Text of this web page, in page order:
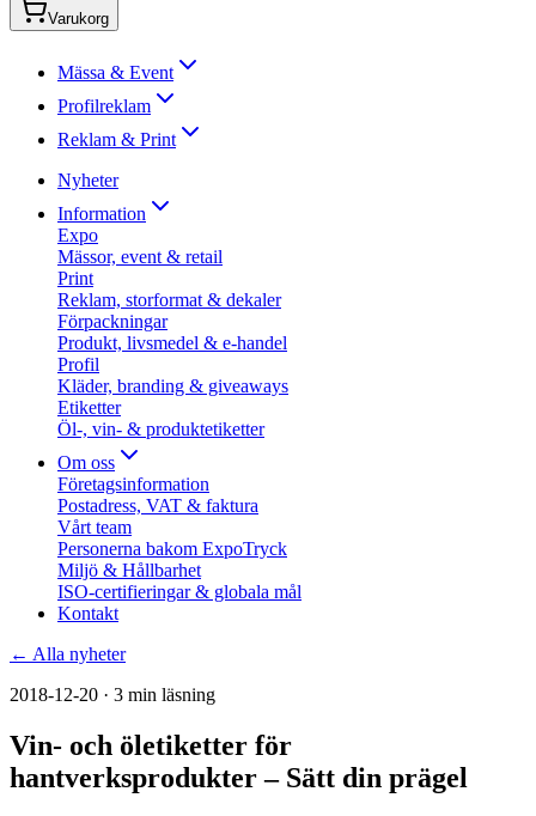
Varukorg
Mässa & Event
Profilreklam
Reklam & Print
Nyheter
Information
Expo
Mässor, event & retail
Print
Reklam, storformat & dekaler
Förpackningar
Produkt, livsmedel & e-handel
Profil
Kläder, branding & giveaways
Etiketter
Öl-, vin- & produktetiketter
Om oss
Företagsinformation
Postadress, VAT & faktura
Vårt team
Personerna bakom ExpoTryck
Miljö & Hållbarhet
ISO-certifieringar & globala mål
Kontakt
← Alla nyheter
2018-12-20 · 3 min läsning
Vin- och öletiketter för
hantverksprodukter – Sätt din prägel